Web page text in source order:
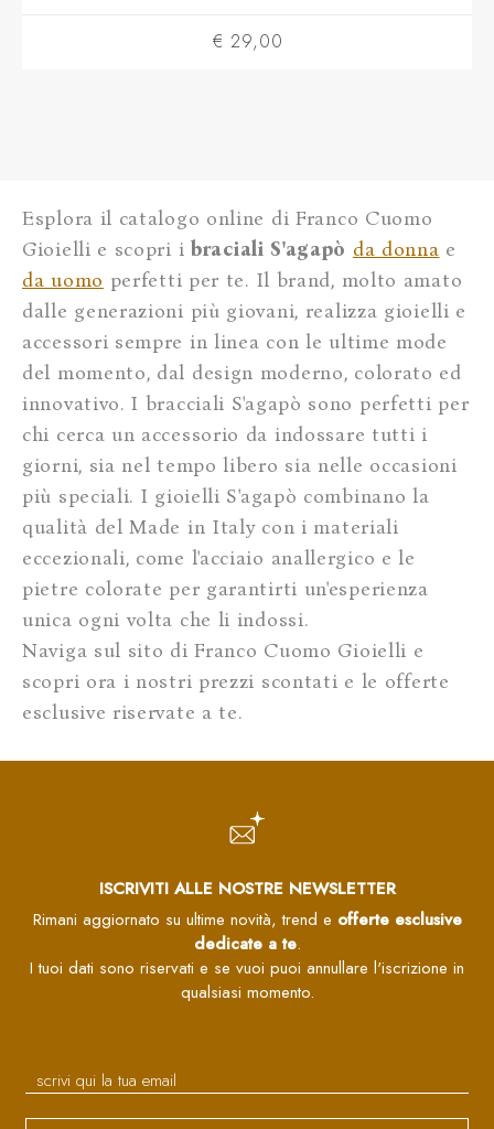
€ 29,00
Esplora il catalogo online di Franco Cuomo
Gioielli e scopri i braciali S'agapò da donna e
da uomo perfetti per te. Il brand, molto amato
dalle generazioni più giovani, realizza gioielli e
accessori sempre in linea con le ultime mode
del momento, dal design moderno, colorato ed
innovativo. I bracciali S'agapò sono perfetti per
chi cerca un accessorio da indossare tutti i
giorni, sia nel tempo libero sia nelle occasioni
più speciali. I gioielli S'agapò combinano la
qualità del Made in Italy con i materiali
eccezionali, come l'acciaio anallergico e le
pietre colorate per garantirti un'esperienza
unica ogni volta che li indossi.
Naviga sul sito di Franco Cuomo Gioielli e
scopri ora i nostri prezzi scontati e le offerte
esclusive riservate a te.
ISCRIVITI ALLE NOSTRE NEWSLETTER
Rimani aggiornato su ultime novità, trend e offerte esclusive
dedicate a te.
I tuoi dati sono riservati e se vuoi puoi annullare l'iscrizione in
qualsiasi momento.